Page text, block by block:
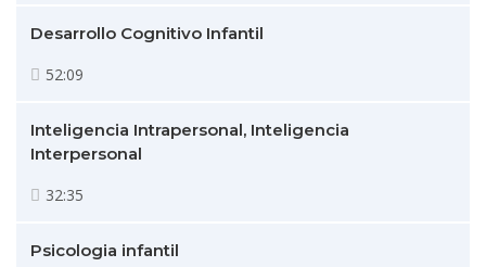
Desarrollo Cognitivo Infantil
52:09
Inteligencia Intrapersonal, Inteligencia
Interpersonal
32:35
Psicologia infantil